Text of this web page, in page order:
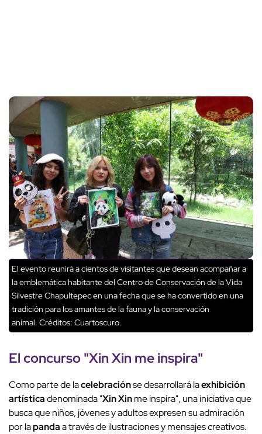
El evento reunirá a cientos de visitantes que desean acompañar a
la emblemática habitante del Centro de Conservación de la Vida
Silvestre Chapultepec en una fecha que se ha convertido en una
tradición para los amantes de la fauna y la conservación
animal. Créditos: Cuartoscuro.
Elconcurso"Xin Xin me inspira"
Como parte de lacelebraciónse desarrollará laexhibición
artísticadenominada "Xin Xinme inspira", una iniciativa que
busca que niños, jóvenes y adultos expresen su admiración
por lapandaa través de ilustraciones y mensajes creativos.